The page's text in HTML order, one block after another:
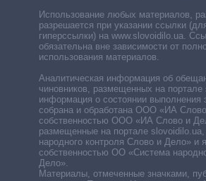
Использование любых материалов,
разрешается при указании ссылки
гиперссылки) на www.slovoidilo.ua.
обязательна вне зависимости от
использования материалов.
Аналитическая информация об
чиновников, размещенных на портале
информация о состоянии выполнения
собрана и обработана ООО «ИА Слово
собственностью ООО «ИА Слово и
размещенные на портале
народного контроля Слово и Дело» и
собственностью ОО «Система
Дело».
Материалы, отмеченные значками,